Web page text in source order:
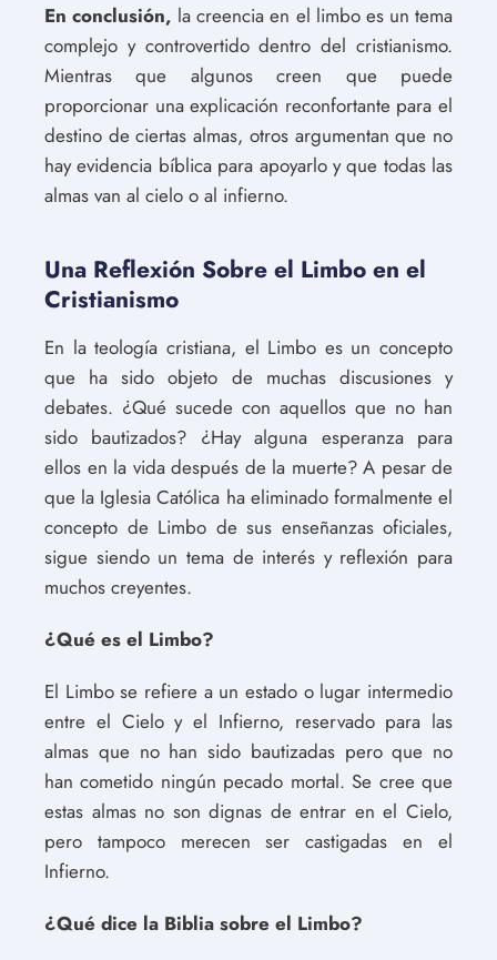
En conclusión, la creencia en el limbo es un tema
complejo y controvertido dentro del cristianismo.
Mientras que algunos creen que puede
proporcionar una explicación reconfortante para el
destino de ciertas almas, otros argumentan que no
hay evidencia bíblica para apoyarlo y que todas las
almas van al cielo o al infierno.
Una Reflexión Sobre el Limbo en el
Cristianismo
En la teología cristiana, el Limbo es un concepto
que ha sido objeto de muchas discusiones y
debates. ¿Qué sucede con aquellos que no han
sido bautizados? ¿Hay alguna esperanza para
ellos en la vida después de la muerte? A pesar de
que la Iglesia Católica ha eliminado formalmente el
concepto de Limbo de sus enseñanzas oficiales,
sigue siendo un tema de interés y reflexión para
muchos creyentes.
¿Qué es el Limbo?
El Limbo se refiere a un estado o lugar intermedio
entre el Cielo y el Infierno, reservado para las
almas que no han sido bautizadas pero que no
han cometido ningún pecado mortal. Se cree que
estas almas no son dignas de entrar en el Cielo,
pero tampoco merecen ser castigadas en el
Infierno.
¿Qué dice la Biblia sobre el Limbo?